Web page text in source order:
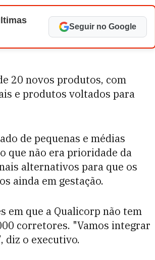
Seguir no Google
20 novos produtos, com
e produtos voltados para
de pequenas e médias
que não era prioridade da
alternativos para que os
ainda em gestação.
em que a Qualicorp não tem
corretores. "Vamos integrar
diz o executivo.